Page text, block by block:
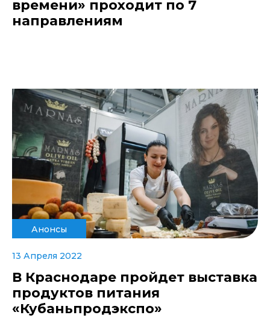
времени» проходит по 7
направлениям
Анонсы
13 Апреля 2022
В Краснодаре пройдет выставка
продуктов питания
«Кубаньпродэкспо»